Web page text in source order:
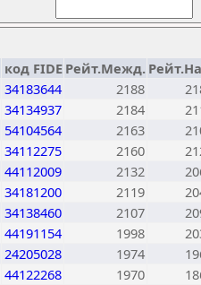
код FIDE Рейт.Межд.
34183644 2188
34134937 2184
54104564 2163
34112275 2160
44112009 2132
34181200 2119
34138460 2107
44191154 1998
24205028 1974
44122268 1970